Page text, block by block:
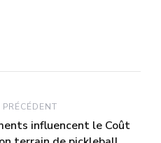
influencent le Coût